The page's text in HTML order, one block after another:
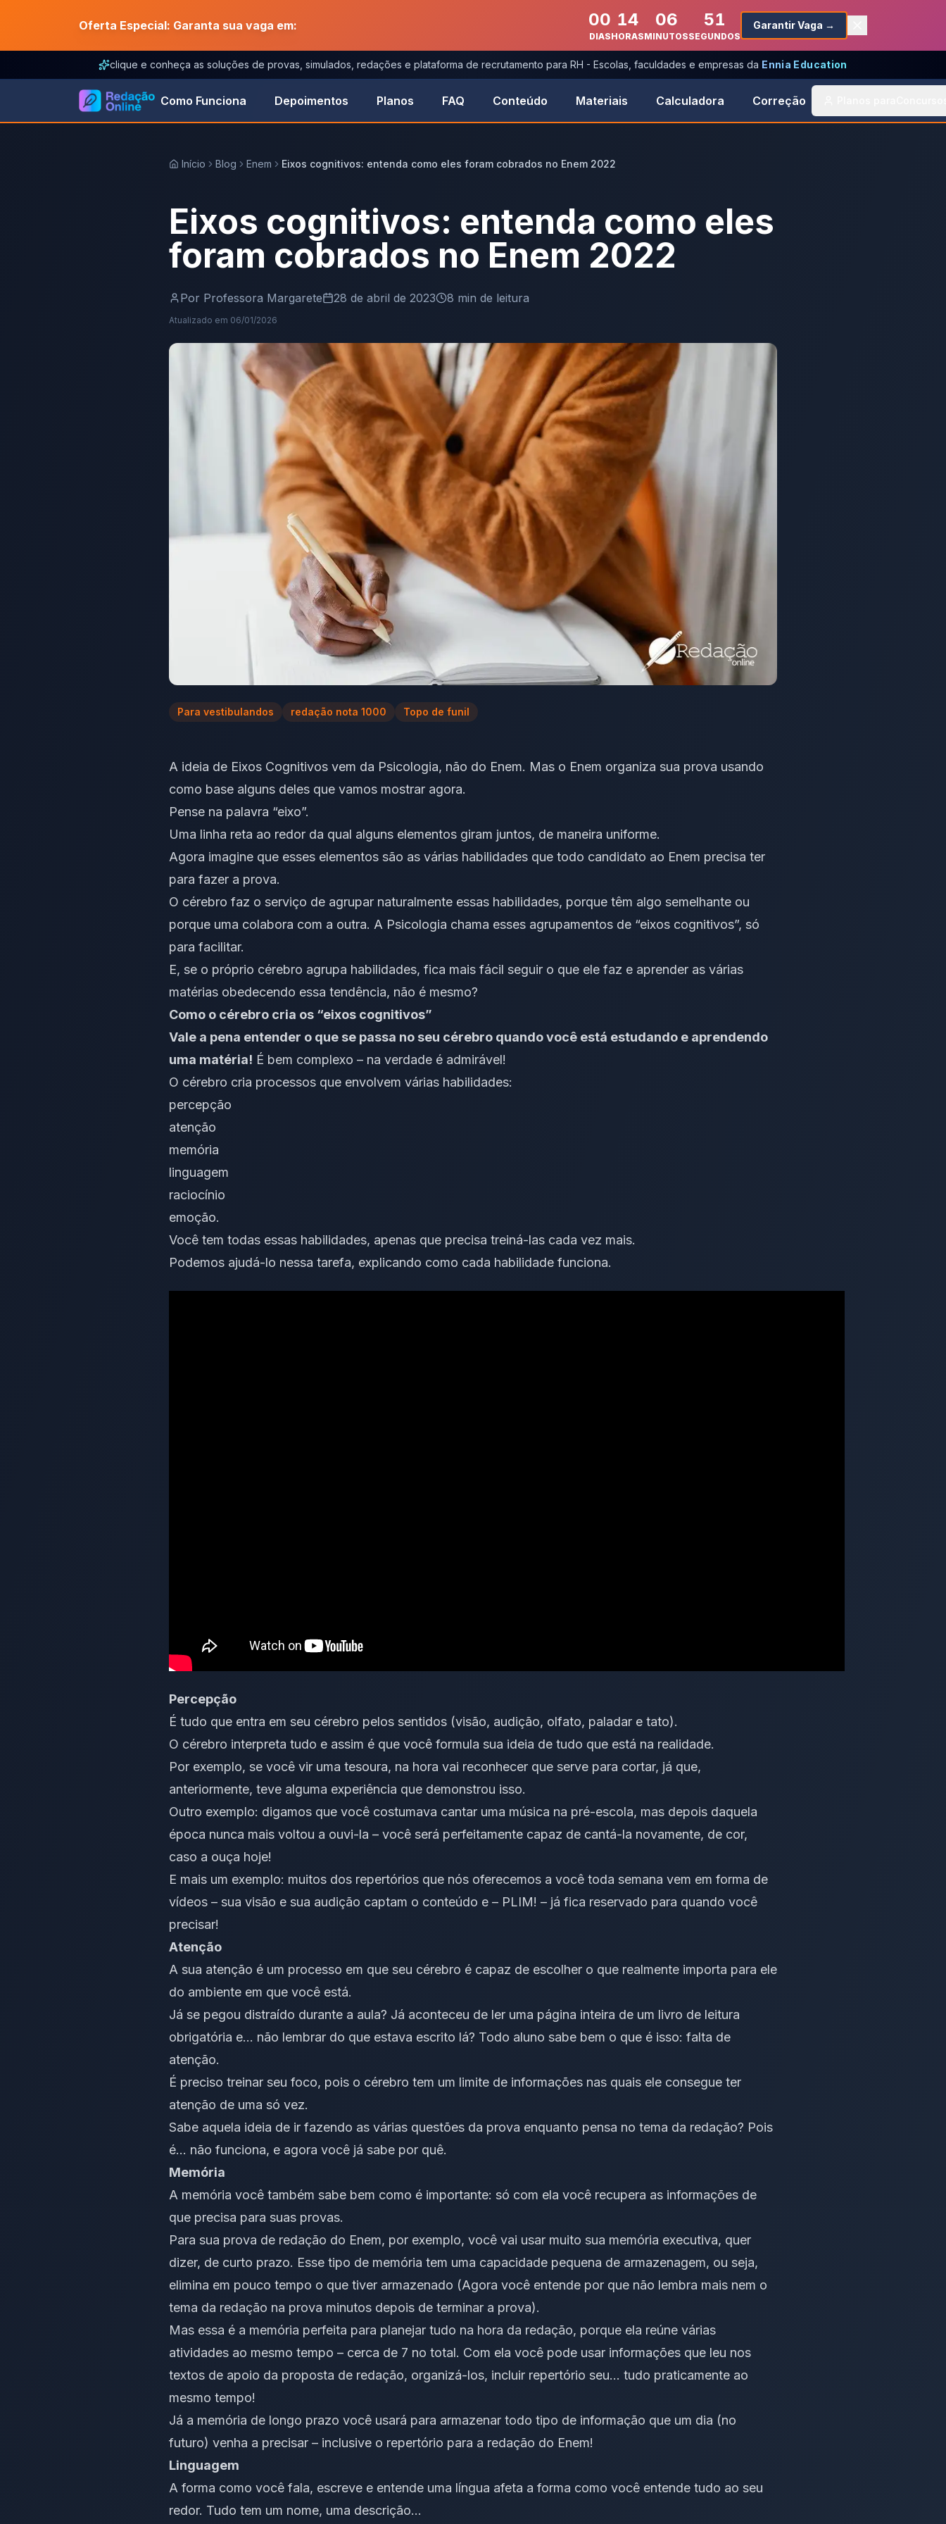
Oferta Especial: Garanta sua vaga em: 00
DIAS
14
HORAS
06
MINUTOS
51
SEGUNDOS
Garantir Vaga →
clique e conheça as soluções de provas, simulados, redações e plataforma de recrutamento para RH - Escolas, faculdades e empresas da Ennia Education
Como Funciona Depoimentos Planos FAQ Conteúdo Materiais Calculadora Correção
Início Blog Enem Eixos cognitivos: entenda como eles foram cobrados no Enem 2022
Eixos cognitivos: entenda como eles
foram cobrados no Enem 2022
Por Professora Margarete 28 de abril de 2023 8 min de leitura
Atualizado em 06/01/2026
Para vestibulandos redação nota 1000 Topo de funil
A ideia de Eixos Cognitivos vem da Psicologia, não do Enem. Mas o Enem organiza sua prova usando
como base alguns deles que vamos mostrar agora.
Pense na palavra “eixo”.
Uma linha reta ao redor da qual alguns elementos giram juntos, de maneira uniforme.
Agora imagine que esses elementos são as várias habilidades que todo candidato ao Enem precisa ter
para fazer a prova.
O cérebro faz o serviço de agrupar naturalmente essas habilidades, porque têm algo semelhante ou
porque uma colabora com a outra. A Psicologia chama esses agrupamentos de “eixos cognitivos”, só
para facilitar.
E, se o próprio cérebro agrupa habilidades, fica mais fácil seguir o que ele faz e aprender as várias
matérias obedecendo essa tendência, não é mesmo?
Como o cérebro cria os “eixos cognitivos”
Vale a pena entender o que se passa no seu cérebro quando você está estudando e aprendendo
uma matéria! É bem complexo – na verdade é admirável!
O cérebro cria processos que envolvem várias habilidades:
percepção
atenção
memória
linguagem
raciocínio
emoção.
Você tem todas essas habilidades, apenas que precisa treiná-las cada vez mais.
Podemos ajudá-lo nessa tarefa, explicando como cada habilidade funciona.
Percepção
É tudo que entra em seu cérebro pelos sentidos (visão, audição, olfato, paladar e tato).
O cérebro interpreta tudo e assim é que você formula sua ideia de tudo que está na realidade.
Por exemplo, se você vir uma tesoura, na hora vai reconhecer que serve para cortar, já que,
anteriormente, teve alguma experiência que demonstrou isso.
Outro exemplo: digamos que você costumava cantar uma música na pré-escola, mas depois daquela
época nunca mais voltou a ouvi-la – você será perfeitamente capaz de cantá-la novamente, de cor,
caso a ouça hoje!
E mais um exemplo: muitos dos repertórios que nós oferecemos a você toda semana vem em forma de
vídeos – sua visão e sua audição captam o conteúdo e – PLIM! – já fica reservado para quando você
precisar!
Atenção
A sua atenção é um processo em que seu cérebro é capaz de escolher o que realmente importa para ele
do ambiente em que você está.
Já se pegou distraído durante a aula? Já aconteceu de ler uma página inteira de um livro de leitura
obrigatória e… não lembrar do que estava escrito lá? Todo aluno sabe bem o que é isso: falta de
atenção.
É preciso treinar seu foco, pois o cérebro tem um limite de informações nas quais ele consegue ter
atenção de uma só vez.
Sabe aquela ideia de ir fazendo as várias questões da prova enquanto pensa no tema da redação? Pois
é… não funciona, e agora você já sabe por quê.
Memória
A memória você também sabe bem como é importante: só com ela você recupera as informações de
que precisa para suas provas.
Para sua prova de redação do Enem, por exemplo, você vai usar muito sua memória executiva, quer
dizer, de curto prazo. Esse tipo de memória tem uma capacidade pequena de armazenagem, ou seja,
elimina em pouco tempo o que tiver armazenado (Agora você entende por que não lembra mais nem o
tema da redação na prova minutos depois de terminar a prova).
Mas essa é a memória perfeita para planejar tudo na hora da redação, porque ela reúne várias
atividades ao mesmo tempo – cerca de 7 no total. Com ela você pode usar informações que leu nos
textos de apoio da proposta de redação, organizá-los, incluir repertório seu… tudo praticamente ao
mesmo tempo!
Já a memória de longo prazo você usará para armazenar todo tipo de informação que um dia (no
futuro) venha a precisar – inclusive o repertório para a redação do Enem!
Linguagem
A forma como você fala, escreve e entende uma língua afeta a forma como você entende tudo ao seu
redor. Tudo tem um nome, uma descrição…